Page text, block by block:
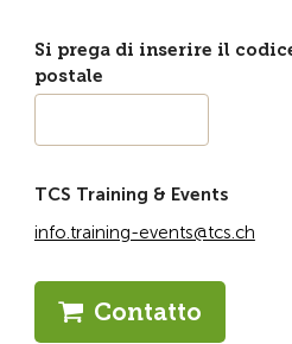
Si prega di inserire il
postale
TCS Training & Events
info.training-events@tcs.ch
Contatto